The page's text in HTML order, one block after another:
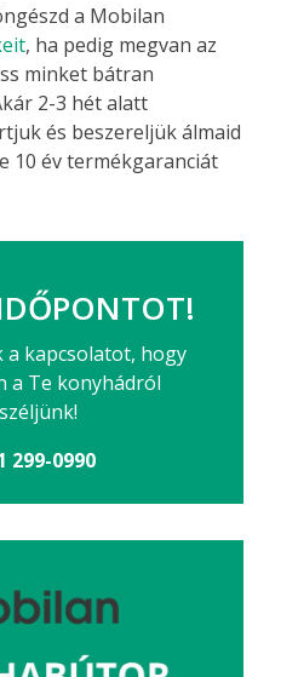
a Mobilan
, ha pedig megvan az
minket bátran
2-3 hét alatt
és beszereljük álmaid
10 év termékgaranciát
a kapcsolatot, hogy
a Te konyhádról
299-0990